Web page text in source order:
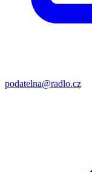
podatelna@radlo.cz